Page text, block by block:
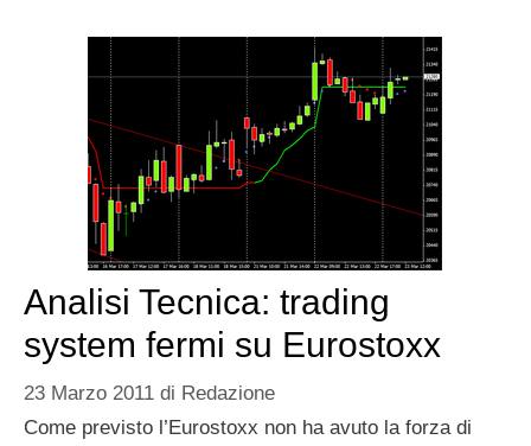
Analisi Tecnica: trading
system fermi su Eurostoxx
23 Marzo 2011 di Redazione
Come previsto l’Eurostoxx non ha avuto la forza di